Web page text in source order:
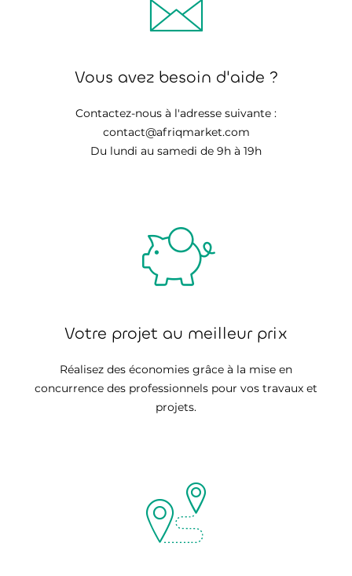
Vous avez besoin d'aide ?
Contactez-nous à l'adresse suivante :
contact@afriqmarket.com
Du lundi au samedi de 9h à 19h
Votre projet au meilleur prix
Réalisez des économies grâce à la mise en
concurrence des professionnels pour vos travaux et
projets.